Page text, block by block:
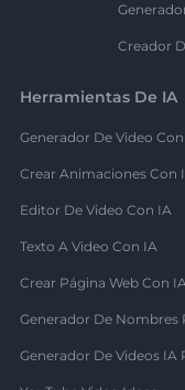
Creador
Herramientas De IA
Generador De Video
Crear Animaciones Con
Editor De Video Con IA
Texto A Video Con IA
Crear Página Web Con
Generador De Nombres
Generador De Videos IA